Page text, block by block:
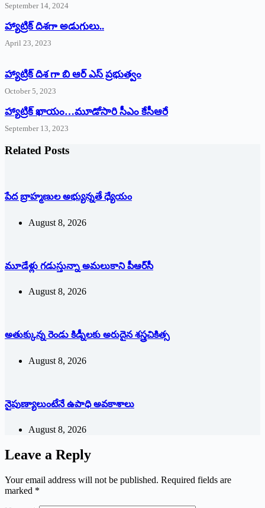
September 14, 2024
‌హ్యాట్రిక్‌ ‌దిశగా అడుగులు..
April 23, 2023
హ్యాట్రిక్ దిశ గా బి ఆర్ ఎస్ ప్రభుత్వం
October 5, 2023
హ్యాట్రిక్‌ ‌ఖాయం…మూడోసారి సీఎం కేసీఆరే
September 13, 2023
Related Posts
పేద బ్రాహ్మణుల అభ్యున్నతే ధ్యేయం
August 8, 2026
మూడేళ్లు గ‌డుస్తున్నా అమ‌లుకాని పీఆర్‌సీ
August 8, 2026
అతుక్కున్న రెండు కిడ్నీలకు అరుదైన శస్త్రచికిత్స
August 8, 2026
నైపుణ్యాలుంటేనే ఉపాధి అవకాశాలు
August 8, 2026
Leave a Reply
Your email address will not be published. Required fields are
marked *